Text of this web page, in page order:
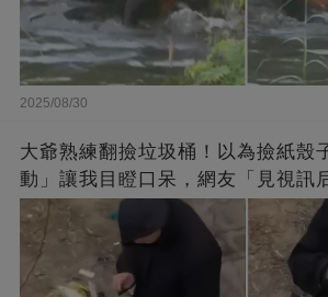
2025/08/30
大爺熟練翻撿垃圾桶！以為撿紙殼
動」讓我目瞪口呆，網友「見視訊
底線